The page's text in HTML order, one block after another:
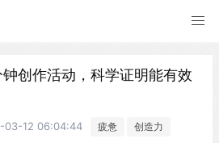
创作活动，科学证明能有效
03-12 06:04:44 疲惫
创造力